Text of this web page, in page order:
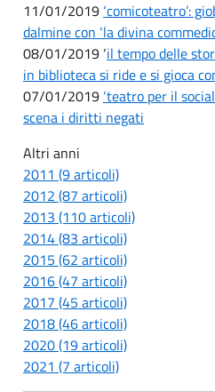
11/01/2019 ‘comicoteatro’:
dalmine con ‘la divina
08/01/2019 ‘il tempo delle
in biblioteca si ride e si gioca
07/01/2019 ‘teatro per il
scena i diritti negati
Altri anni
2011 (9 articoli)
2012 (87 articoli)
2013 (110 articoli)
2014 (83 articoli)
2015 (62 articoli)
2016 (47 articoli)
2017 (45 articoli)
2018 (46 articoli)
2020 (19 articoli)
2021 (7 articoli)